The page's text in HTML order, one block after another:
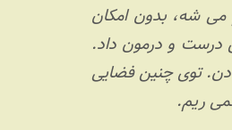
می شه، بدون امکان
و درمون داد.
دن. توی چنین فضایی
ریم.